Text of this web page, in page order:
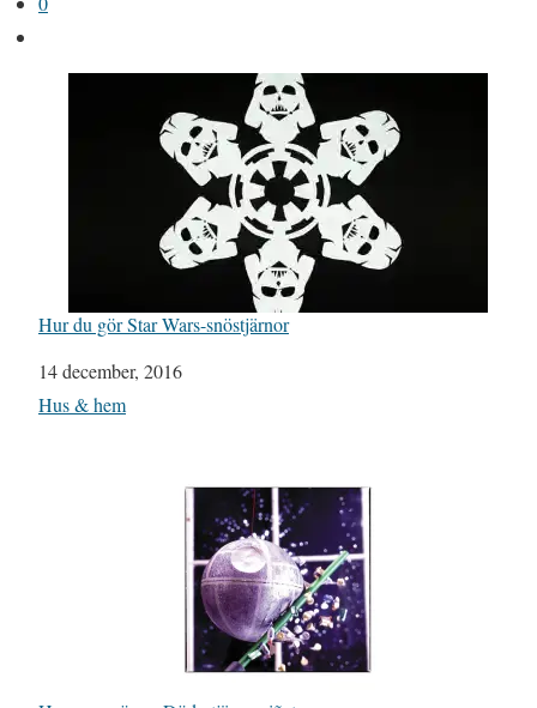
Hur du gör Star Wars-snöstjärnor
Datum
14 december, 2016
I relation till
Hus & hem